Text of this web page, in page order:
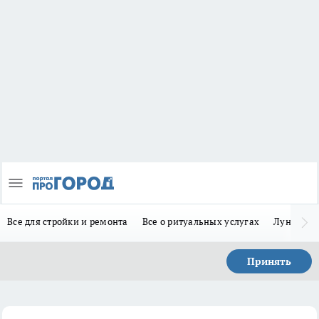
Все для стройки и ремонта Все о ритуальных услугах Лунно-
Принять